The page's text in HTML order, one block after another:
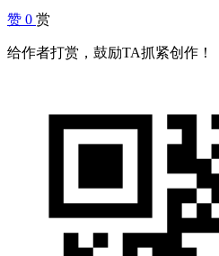
赞 0 赏
给作者打赏，鼓励TA抓紧创作！